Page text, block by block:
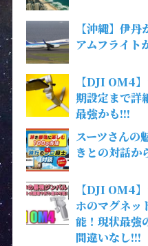
【沖縄】伊
アムフライト
【DJI OM4
期設定まで詳
最強かも!!!
スーツさんの
きとの対話
【DJI OM4
ホのマグネッ
能！現状最強
間違いなし!!!